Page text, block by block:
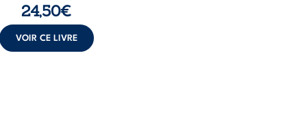
24,50€
VOIR CE LIVRE